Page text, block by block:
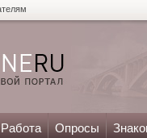
Работа Опросы